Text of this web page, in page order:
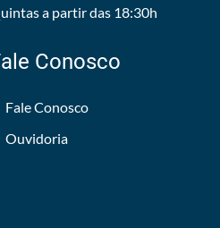
a partir das 18:30h
Conosco
Fale Conosco
Ouvidoria